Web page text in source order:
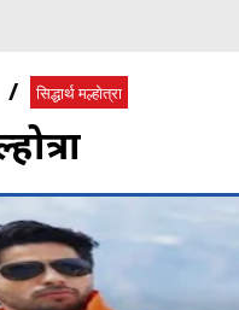
सिद्धार्थ मल्होत्रा